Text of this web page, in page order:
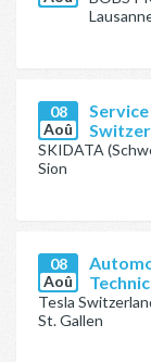
08
Aoû
SKIDATA
Sion
08
Aoû
Tesla
St. Gallen